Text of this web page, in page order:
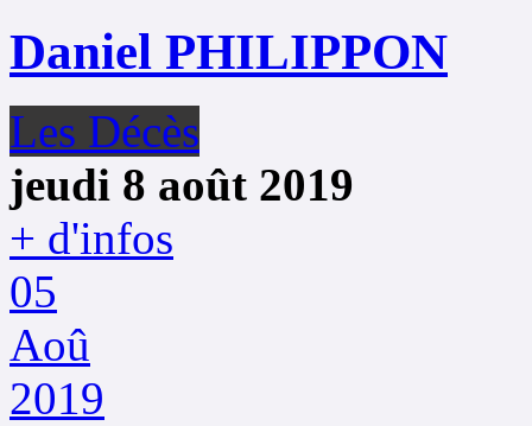
Daniel PHILIPPON
Les Décès
jeudi 8 août 2019
+ d'infos
05
Aoû
2019